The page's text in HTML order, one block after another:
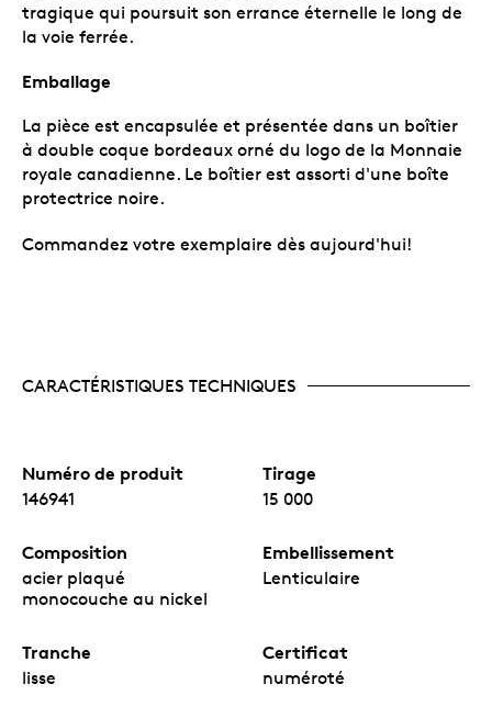
tragique qui poursuit son errance éternelle le long de
la voie ferrée.
Emballage
La pièce est encapsulée et présentée dans un boîtier
à double coque bordeaux orné du logo de la Monnaie
royale canadienne. Le boîtier est assorti d'une boîte
protectrice noire.
Commandez votre exemplaire dès aujourd'hui!
CARACTÉRISTIQUES TECHNIQUES
Numéro de produit
146941
Tirage
15 000
Composition
acier plaqué
monocouche au nickel
Embellissement
Lenticulaire
Tranche
lisse
Certificat
numéroté